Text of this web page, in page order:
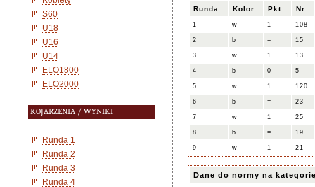
S60
U18
U16
U14
ELO1800
ELO2000
KOJARZENIA / WYNIKI
Runda 1
Runda 2
Runda 3
Runda 4
Runda Kolor Pkt. Nr
1 w 1 108
2 b = 15
3 w 1 13
4 b 0 5
5 w 1 120
6 b = 23
7 w 1 25
8 b = 19
9 w 1 21
Dane do normy na